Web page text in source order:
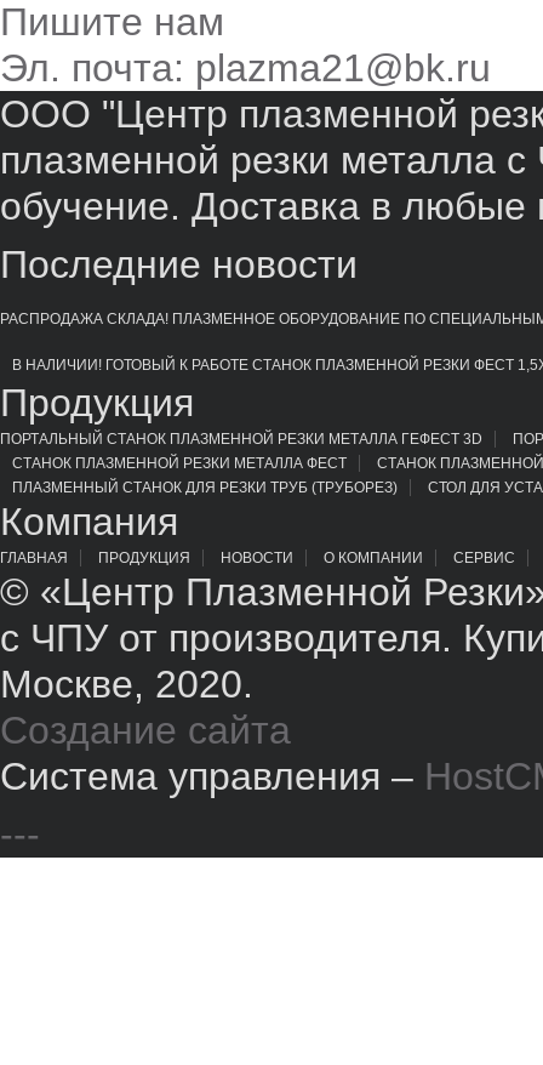
Пишите нам
Эл. почта: plazma21@bk.ru
ООО "Центр плазменной
плазменной резки металла
обучение. Доставка в любые
Последние новости
РАСПРОДАЖА СКЛАДА! ПЛАЗМЕННОЕ ОБОРУДОВАНИЕ ПО
В НАЛИЧИИ! ГОТОВЫЙ К РАБОТЕ СТАНОК ПЛАЗМЕННОЙ РЕЗКИ ФЕСТ
Продукция
ПОРТАЛЬНЫЙ СТАНОК ПЛАЗМЕННОЙ РЕЗКИ МЕТАЛЛА ГЕФЕСТ 3D
СТАНОК ПЛАЗМЕННОЙ РЕЗКИ МЕТАЛЛА ФЕСТ
СТАНОК
ПЛАЗМЕННЫЙ СТАНОК ДЛЯ РЕЗКИ ТРУБ (ТРУБОРЕЗ)
СТОЛ ДЛЯ
Компания
ГЛАВНАЯ ПРОДУКЦИЯ НОВОСТИ О КОМПАНИИ СЕРВИС
© «Центр Плазменной
с ЧПУ от производителя.
Москве, 2020.
Создание сайта
Система управления –
---